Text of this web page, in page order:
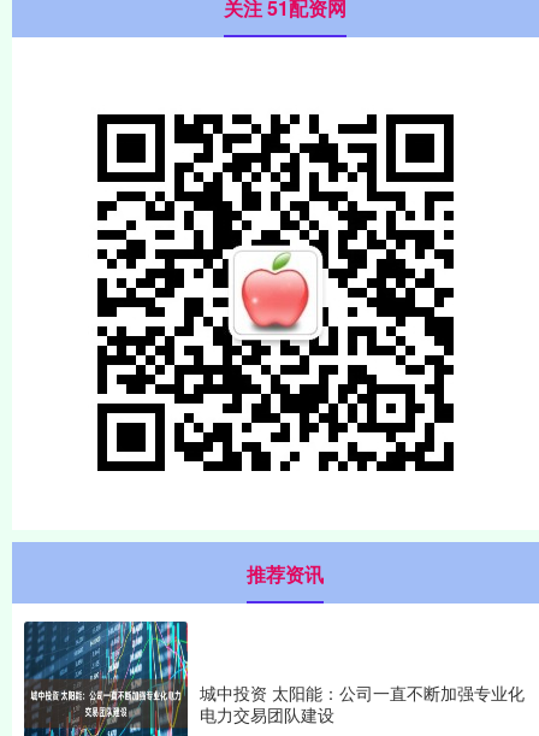
关注 51配资网
推荐资讯
城中投资 太阳能：公司一直不断加强专业化
电力交易团队建设